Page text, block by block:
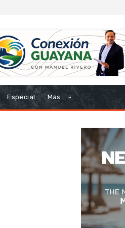
Especial Más